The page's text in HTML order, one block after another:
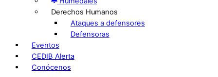
Derechos Humanos
Ataques a defensores
Defensoras
Eventos
CEDIB Alerta
Conócenos